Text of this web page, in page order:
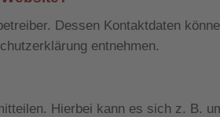
Dessen Kontaktdaten
entnehmen.
Hierbei kann es sich z. B.